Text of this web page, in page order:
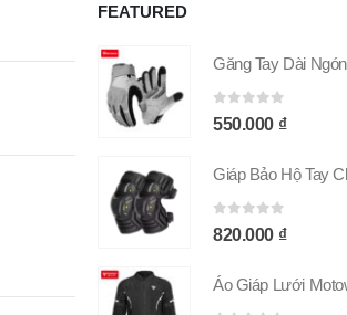
FEATURED
Găng Tay Dài Ngón MOTOWOLF GM9 Chính Hãng
550.000 ₫
820.000 ₫